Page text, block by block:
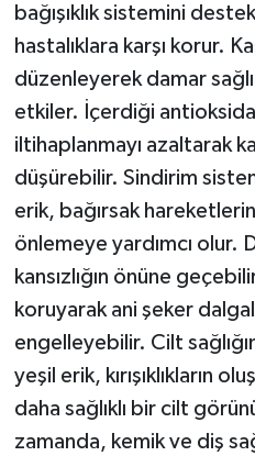
bağışıklık sistemini
hastalıklara karşı korur.
düzenleyerek damar
etkiler. İçerdiği
iltihaplanmayı azaltarak
düşürebilir. Sindirim
erik, bağırsak
önlemeye yardımcı olur.
kansızlığın önüne
koruyarak ani şeker
engelleyebilir. Cilt
yeşil erik, kırışıklıkların
daha sağlıklı bir cilt
zamanda, kemik ve diş